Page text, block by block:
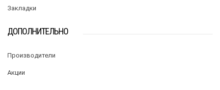
Закладки
ДОПОЛНИТЕЛЬНО
Производители
Акции